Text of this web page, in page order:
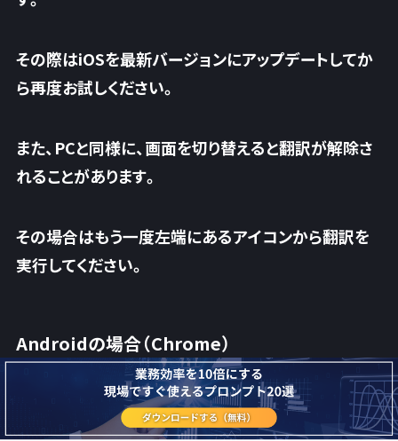
その際はiOSを最新バージョンにアップデートしてか
ら再度お試しください。
また、PCと同様に、画面を切り替えると翻訳が解除さ
れることがあります。
その場合はもう一度左端にあるアイコンから翻訳を
実行してください。
Androidの場合（Chrome）
AndroidでGoogle AI StudioをChromeで開いたら、
画面右上の「︙」（三点リーダー）をタップしてくださ